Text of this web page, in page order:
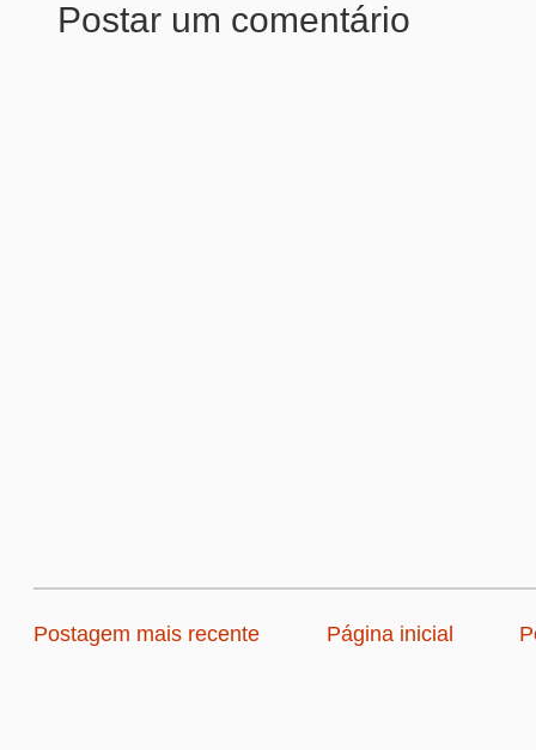
Postar um comentário
Postagem mais recente Página inicial